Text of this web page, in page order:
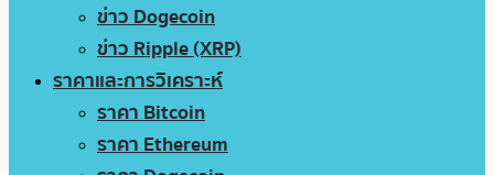
ข่าว Dogecoin
ข่าว Ripple (XRP)
ราคาและการวิเคราะห์
ราคา Bitcoin
ราคา Ethereum